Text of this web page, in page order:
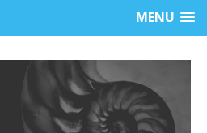
de ferramentas
MENU